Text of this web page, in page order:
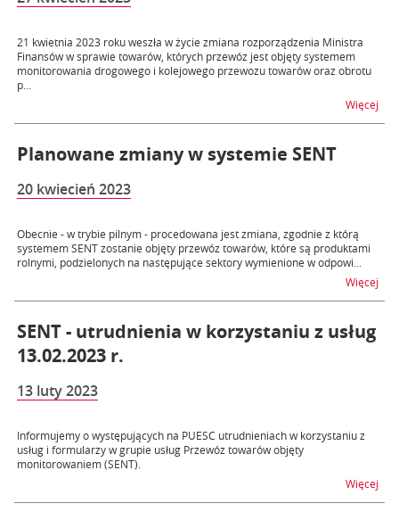
21 kwietnia 2023 roku weszła w życie zmiana rozporządzenia Ministra
Finansów w sprawie towarów, których przewóz jest objęty systemem
monitorowania drogowego i kolejowego przewozu towarów oraz obrotu
p...
Więcej
Planowane zmiany w systemie SENT
20 kwiecień 2023
Obecnie - w trybie pilnym - procedowana jest zmiana, zgodnie z którą
systemem SENT zostanie objęty przewóz towarów, które są produktami
rolnymi, podzielonych na następujące sektory wymienione w odpowi...
Więcej
SENT - utrudnienia w korzystaniu z usług
13.02.2023 r.
13 luty 2023
Informujemy o występujących na PUESC utrudnieniach w korzystaniu z
usług i formularzy w grupie usług Przewóz towarów objęty
monitorowaniem (SENT).
Więcej